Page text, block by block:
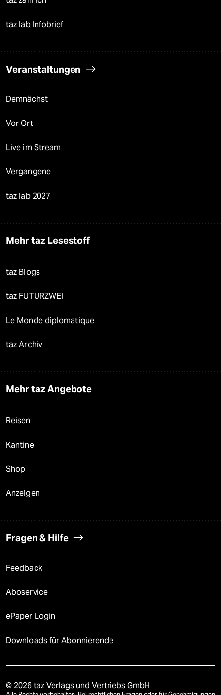
taz lab Infobrief
Veranstaltungen
Demnächst
Vor Ort
Live im Stream
Vergangene
taz lab 2027
Mehr taz Lesestoff
taz Blogs
taz FUTURZWEI
Le Monde diplomatique
taz Archiv
Mehr taz Angebote
Reisen
Kantine
Shop
Anzeigen
Fragen & Hilfe
Feedback
Aboservice
ePaper Login
Downloads für Abonnierende
© 2026 taz Verlags und Vertriebs GmbH